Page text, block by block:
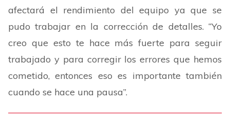
afectará el rendimiento del equipo ya que se
pudo trabajar en la corrección de detalles. “Yo
creo que esto te hace más fuerte para seguir
trabajado y para corregir los errores que hemos
cometido, entonces eso es importante también
cuando se hace una pausa”.